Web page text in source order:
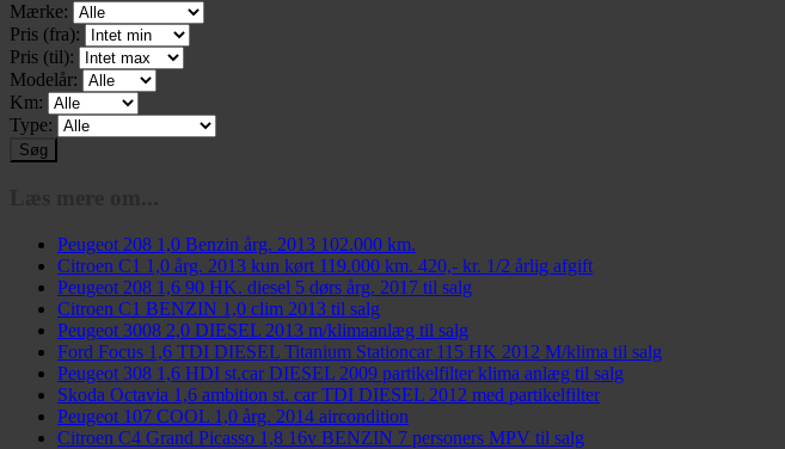
Mærke:
Pris (fra):
Pris (til):
Modelår:
Km:
Type:
Peugeot 208 1,0 Benzin årg. 2013 102.000 km.
Citroen C1 1,0 årg. 2013 kun kørt 119.000 km. 420,- kr. 1/2 årlig afgift
Peugeot 208 1,6 90 HK. diesel 5 dørs årg. 2017 til salg
Citroen C1 BENZIN 1,0 clim 2013 til salg
Peugeot 3008 2,0 DIESEL 2013 m/klimaanlæg til salg
Ford Focus 1,6 TDI DIESEL Titanium Stationcar 115 HK 2012 M/klima til salg
Peugeot 308 1,6 HDI st.car DIESEL 2009 partikelfilter klima anlæg til salg
Skoda Octavia 1,6 ambition st. car TDI DIESEL 2012 med partikelfilter
Peugeot 107 COOL 1,0 årg. 2014 aircondition
Citroen C4 Grand Picasso 1,8 16v BENZIN 7 personers MPV til salg